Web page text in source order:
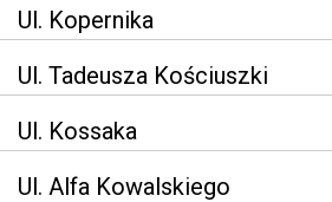
Ul. Kopernika
Ul. Tadeusza Kościuszki
Ul. Kossaka
Ul. Alfa Kowalskiego